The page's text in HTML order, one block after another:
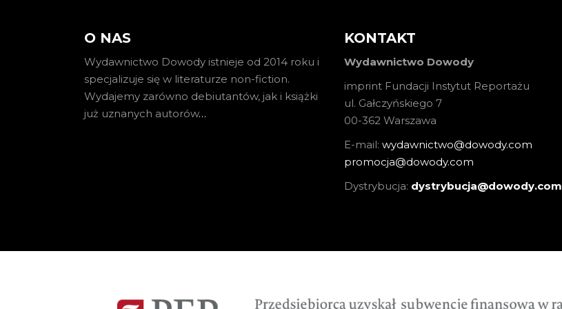
O NAS
Wydawnictwo Dowody istnieje od 2014 roku i
specjalizuje się w literaturze non-fiction.
Wydajemy zarówno debiutantów, jak i książki
już uznanych autorów…
KONTAKT
Wydawnictwo Dowody
imprint Fundacji Instytut Reportażu
ul. Gałczyńskiego 7
00-362 Warszawa
E-mail: wydawnictwo@dowody.com
promocja@dowody.com
Dystrybucja: dystrybucja@dowody.com